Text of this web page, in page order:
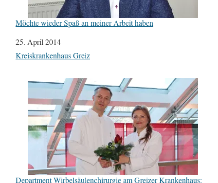
Möchte wieder Spaß an meiner Arbeit haben
Datum
25. April 2014
In Bezug auf
Kreiskrankenhaus Greiz
Department Wirbelsäulenchirurgie am Greizer Krankenhaus: